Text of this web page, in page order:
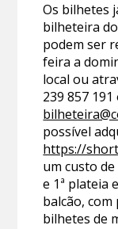
Os bilhetes
bilheteira
podem ser
feira a
local ou
239 857
possível
https://
um custo
e 1ª plateia
balcão, com
bilhetes de